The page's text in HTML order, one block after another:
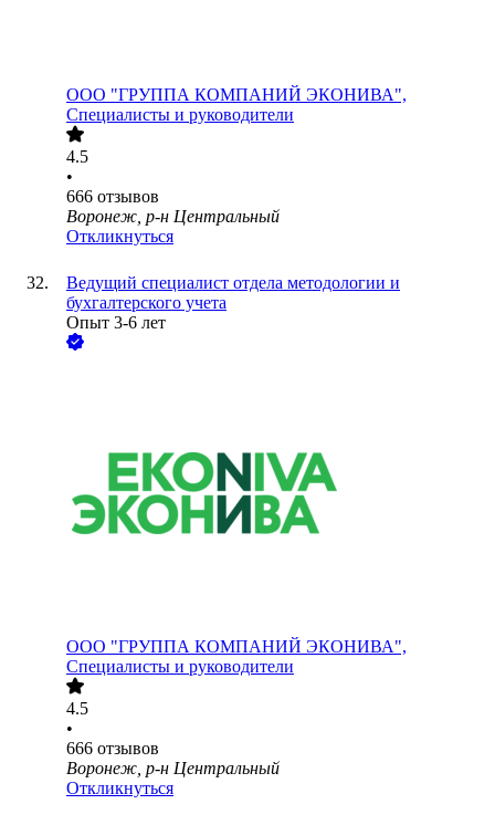
ООО "ГРУППА КОМПАНИЙ ЭКОНИВА",
Специалисты и руководители
4.5
•
666 отзывов
Воронеж, р-н Центральный
Откликнуться
Ведущий специалист отдела методологии и
бухгалтерского учета
Опыт 3-6 лет
ООО "ГРУППА КОМПАНИЙ ЭКОНИВА",
Специалисты и руководители
4.5
•
666 отзывов
Воронеж, р-н Центральный
Откликнуться